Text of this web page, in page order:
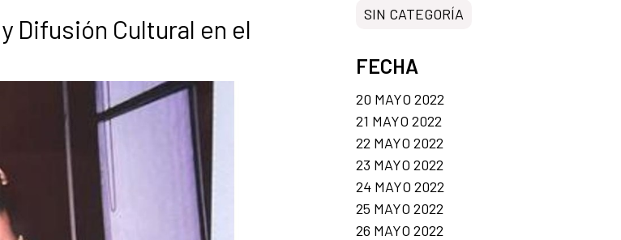
Difusión Cultural en el
SIN CATEGORÍA
FECHA
20 MAYO 2022
21 MAYO 2022
22 MAYO 2022
23 MAYO 2022
24 MAYO 2022
25 MAYO 2022
26 MAYO 2022